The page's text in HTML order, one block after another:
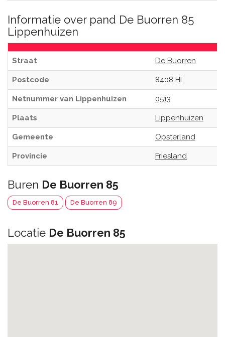
Informatie over pand De Buorren 85
Lippenhuizen
Straat De Buorren
Postcode 8408 HL
Netnummer van Lippenhuizen 0513
Plaats Lippenhuizen
Gemeente Opsterland
Provincie Friesland
Buren De Buorren 85
De Buorren 81 De Buorren 89
Locatie De Buorren 85